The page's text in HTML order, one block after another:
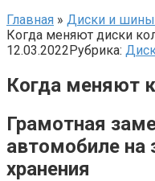
Главная » Диски и шины
Когда меняют диски
12.03.2022Рубрика:
Когда меняют
Грамотная
автомобиле на
хранения